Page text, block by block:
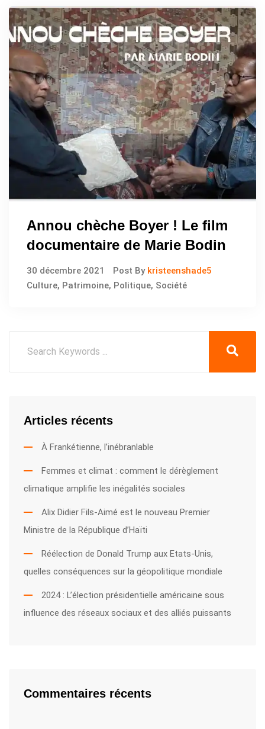
Annou chèche Boyer ! Le film
documentaire de Marie Bodin
30 décembre 2021 Post By kristeenshade5
Culture, Patrimoine, Politique, Société
Articles récents
À Frankétienne, l’inébranlable
Femmes et climat : comment le dérèglement
climatique amplifie les inégalités sociales
Alix Didier Fils-Aimé est le nouveau Premier
Ministre de la République d’Haïti
Réélection de Donald Trump aux Etats-Unis,
quelles conséquences sur la géopolitique mondiale
2024 : L’élection présidentielle américaine sous
influence des réseaux sociaux et des alliés puissants
Commentaires récents